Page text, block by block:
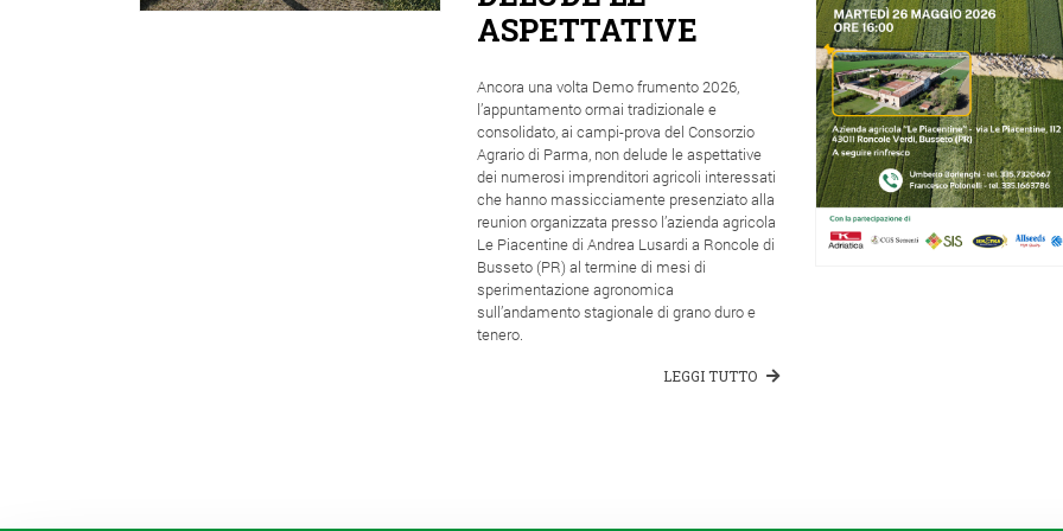
ASPETTATIVE
Ancora una volta Demo frumento 2026,
l’appuntamento ormai tradizionale e
consolidato, ai campi-prova del Consorzio
Agrario di Parma, non delude le aspettative
dei numerosi imprenditori agricoli interessati
che hanno massicciamente presenziato alla
reunion organizzata presso l’azienda agricola
Le Piacentine di Andrea Lusardi a Roncole di
Busseto (PR) al termine di mesi di
sperimentazione agronomica
sull’andamento stagionale di grano duro e
tenero.
LEGGI TUTTO